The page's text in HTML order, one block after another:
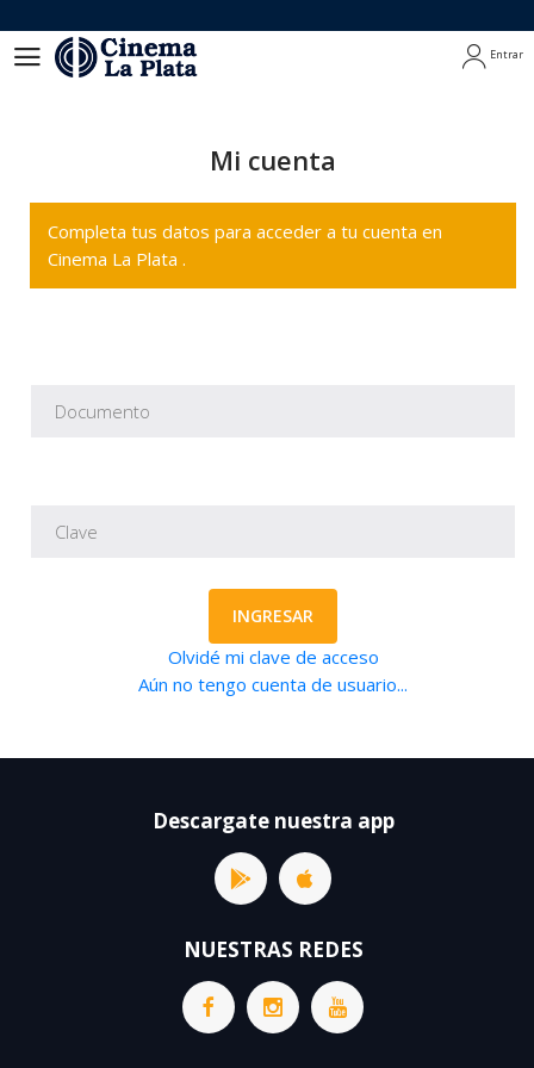
Entrar
Mi cuenta
Completa tus datos para acceder a tu cuenta en
Cinema La Plata .
INGRESAR
Olvidé mi clave de acceso
Aún no tengo cuenta de usuario...
Descargate nuestra app
NUESTRAS REDES